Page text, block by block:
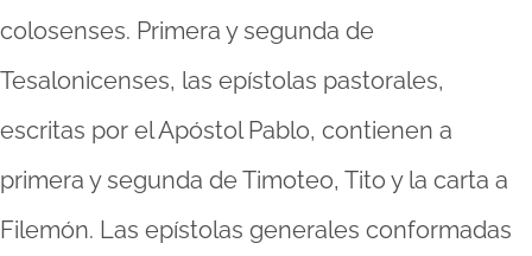
colosenses. Primera y segunda de
Tesalonicenses, las epístolas pastorales,
escritas por el Apóstol Pablo, contienen a
primera y segunda de Timoteo, Tito y la carta a
Filemón. Las epístolas generales conformadas